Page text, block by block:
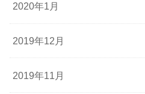
2020年1月
2019年12月
2019年11月